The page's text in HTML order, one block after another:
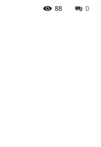
0
88